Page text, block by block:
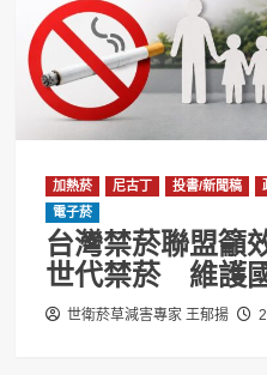
加熱菸 尼古丁 投書/新聞稿
電子菸
台灣禁菸聯盟籲
世代禁菸 維護
世衛菸草減害專家 王郁揚